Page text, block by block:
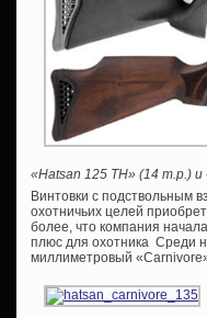
«Hatsan 125 TH» (14 т.р.) и
Винтовки с подствольным
охотничьих целей
более, что компания
плюс для охотника Среди
миллиметровый